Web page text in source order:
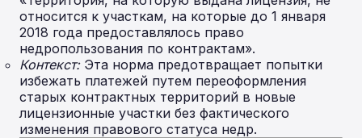
относится к участкам, на которые до 1 января
2018 года предоставлялось право
недропользования по контрактам».
Контекст:Эта норма предотвращает попытки
избежать платежей путем переоформления
старых контрактных территорий в новые
лицензионные участки без фактического
изменения правового статуса недр.